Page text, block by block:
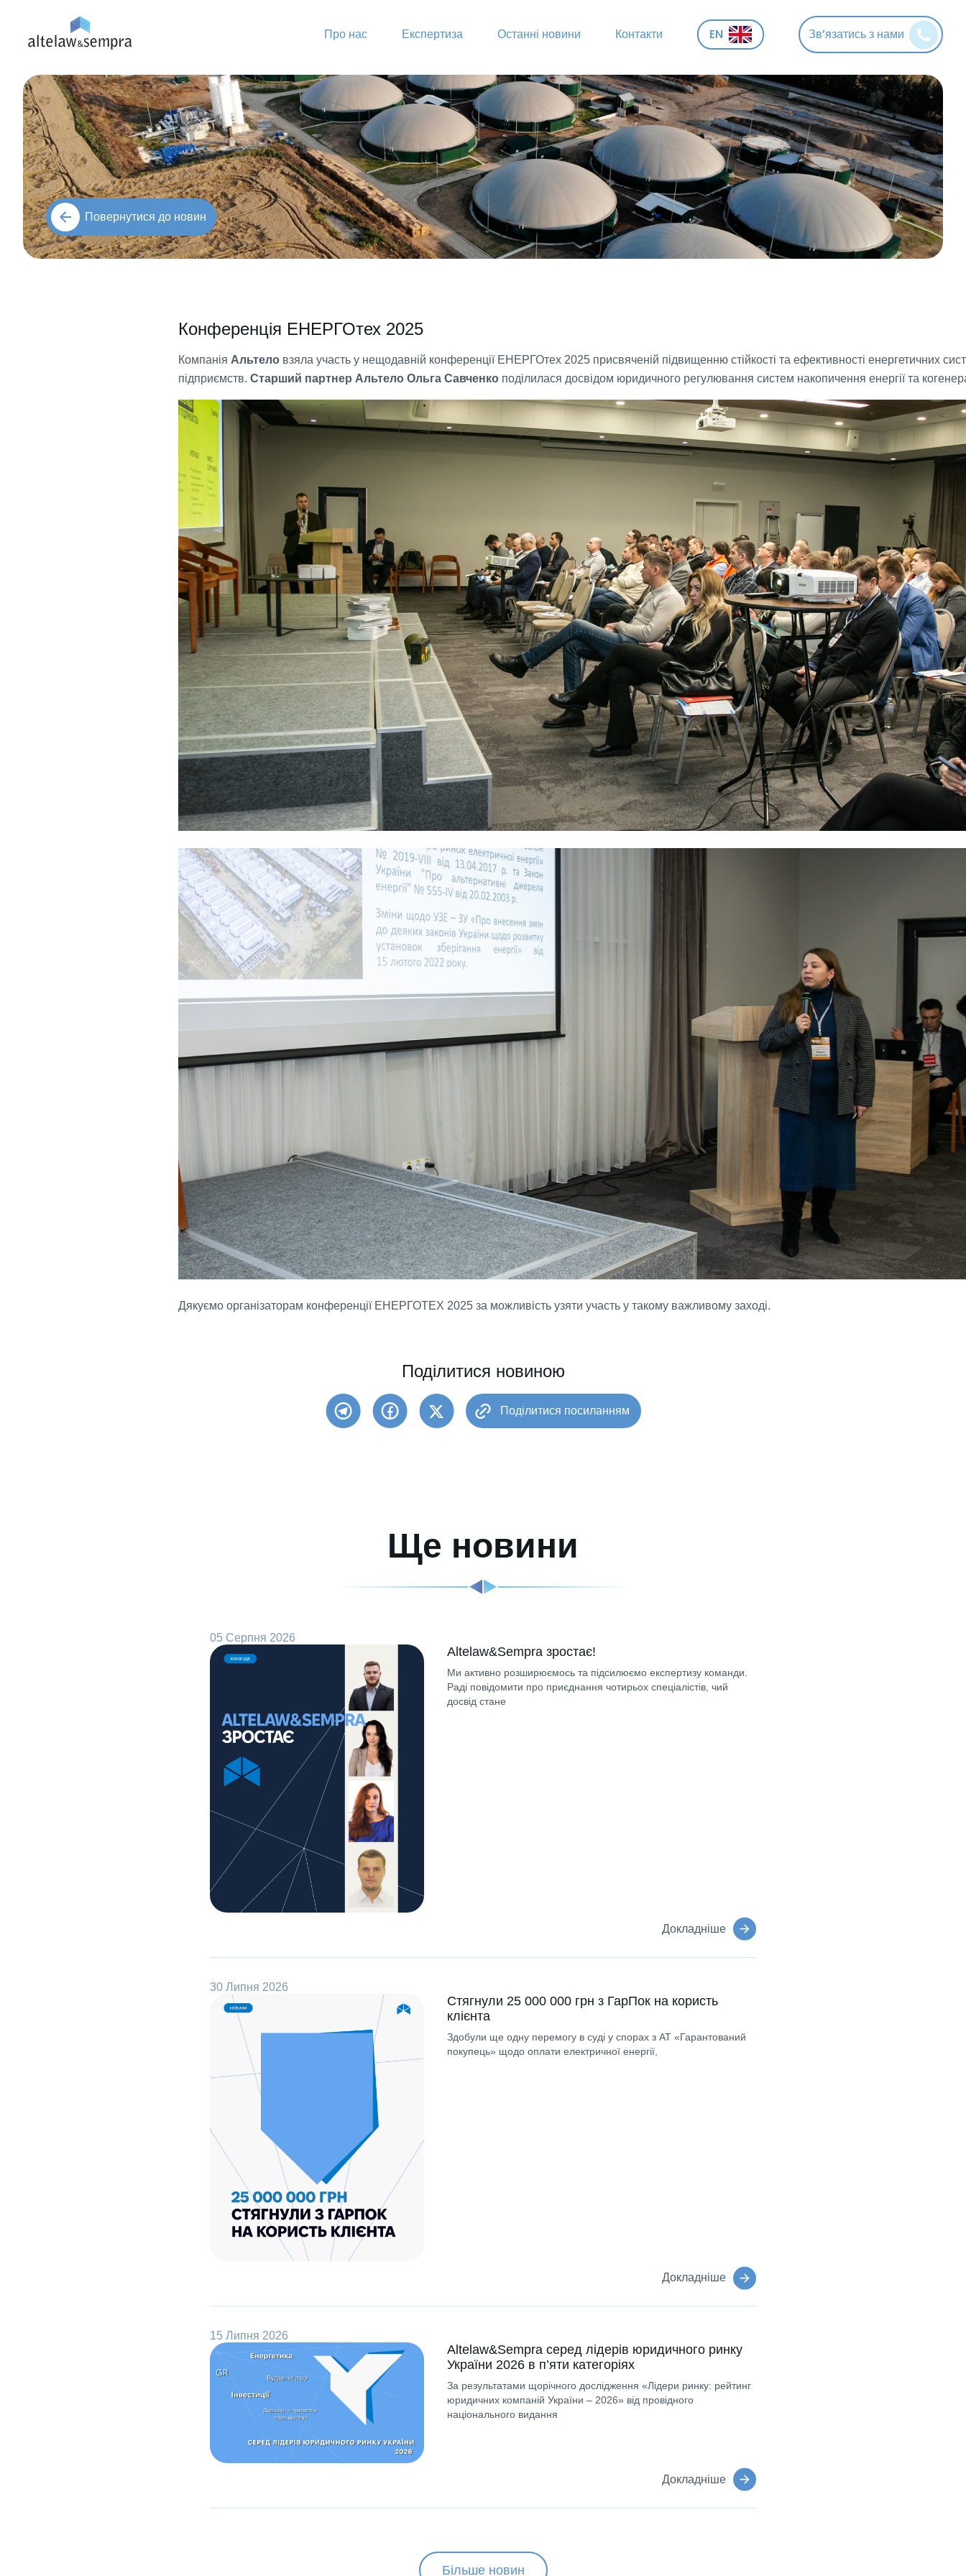
Про нас Експертиза Останні новини Контакти EN Зв’язатись з нами
Повернутися до новин
Конференція ЕНЕРГОтех 2025
Компанія Альтело взяла участь у нещодавній конференції ЕНЕРГОтех 2025 присвяченій підвищенню стійкості та ефективності енергетичних
підприємств. Старший партнер Альтело Ольга Савченко поділилася досвідом юридичного регулювання систем накопичення енергії та
Дякуємо організаторам конференції ЕНЕРГОТЕХ 2025 за можливість узяти участь у такому важливому заході.
Поділитися новиною
Поділитися посиланням
Ще новини
05 Серпня 2026
Altelaw&Sempra зростає!
Ми активно розширюємось та підсилюємо експертизу команди.
Раді повідомити про приєднання чотирьох спеціалістів, чий
досвід стане
Докладніше
30 Липня 2026
Стягнули 25 000 000 грн з ГарПок на користь
клієнта
Здобули ще одну перемогу в суді у спорах з АТ «Гарантований
покупець» щодо оплати електричної енергії,
Докладніше
15 Липня 2026
Altelaw&Sempra серед лідерів юридичного ринку
України 2026 в п’яти категоріях
За результатами щорічного дослідження «Лідери ринку: рейтинг
юридичних компаній України – 2026» від провідного
національного видання
Докладніше
Більше новин